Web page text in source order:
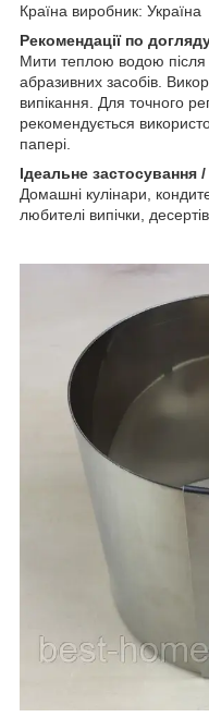
Країна виробник: Україна
Рекомендації по
Мити теплою водою після
абразивних засобів.
випікання. Для точного
рекомендується
папері.
Ідеальне застосування
Домашні кулінари,
любителі випічки,